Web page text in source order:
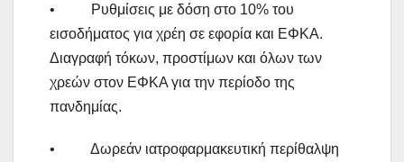
• Ρυθμίσεις με δόση στο 10% του
εισοδήματος για χρέη σε εφορία και ΕΦΚΑ.
Διαγραφή τόκων, προστίμων και όλων των
χρεών στον ΕΦΚΑ για την περίοδο της
πανδημίας.
• Δωρεάν ιατροφαρμακευτική περίθαλψη